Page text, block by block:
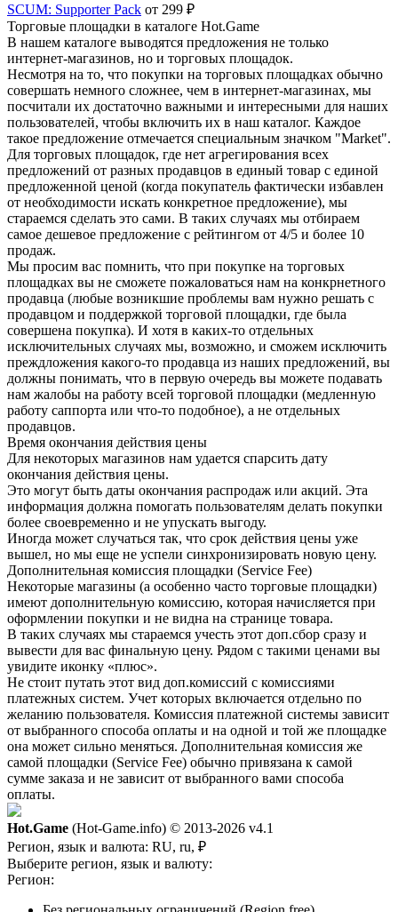
SCUM: Supporter Pack от 299 ₽
Торговые площадки в каталоге Hot.Game
В нашем каталоге выводятся предложения не только
интернет-магазинов, но и торговых площадок.
Несмотря на то, что покупки на торговых площадках обычно
совершать немного сложнее, чем в интернет-магазинах, мы
посчитали их достаточно важными и интересными для наших
пользователей, чтобы включить их в наш каталог. Каждое
такое предложение отмечается специальным значком "Market".
Для торговых площадок, где нет агрегирования всех
предложений от разных продавцов в единый товар с единой
предложенной ценой (когда покупатель фактически избавлен
от необходимости искать конкретное предложение), мы
стараемся сделать это сами. В таких случаях мы отбираем
самое дешевое предложение с рейтингом от 4/5 и более 10
продаж.
Мы просим вас помнить, что при покупке на торговых
площадках вы не сможете пожаловаться нам на конкрнетного
продавца (любые возникшие проблемы вам нужно решать с
продавцом и поддержкой торговой площадки, где была
совершена покупка). И хотя в каких-то отдельных
исключительных случаях мы, возможно, и сможем исключить
преждложения какого-то продавца из наших предложений, вы
должны понимать, что в первую очередь вы можете подавать
нам жалобы на работу всей торговой площадки (медленную
работу саппорта или что-то подобное), а не отдельных
продавцов.
Время окончания действия цены
Для некоторых магазинов нам удается спарсить дату
окончания действия цены.
Это могут быть даты окончания распродаж или акций. Эта
информация должна помогать пользователям делать покупки
более своевременно и не упускать выгоду.
Иногда может случаться так, что срок действия цены уже
вышел, но мы еще не успели синхронизировать новую цену.
Дополнительная комиссия площадки (Service Fee)
Некоторые магазины (а особенно часто торговые площадки)
имеют дополнительную комиссию, которая начисляется при
оформлении покупки и не видна на странице товара.
В таких случаях мы стараемся учесть этот доп.сбор сразу и
вывести для вас финальную цену. Рядом с такими ценами вы
увидите иконку «плюс».
Не стоит путать этот вид доп.комиссий с комиссиями
платежных систем. Учет которых включается отдельно по
желанию пользователя. Комиссия платежной системы зависит
от выбранного способа оплаты и на одной и той же площадке
она может сильно меняться. Дополнительная комиссия же
самой площадки (Service Fee) обычно привязана к самой
сумме заказа и не зависит от выбранного вами способа
оплаты.
Hot.Game (Hot-Game.info) © 2013-2026 v4.1
Регион, язык и валюта: RU, ru, ₽
Выберите регион, язык и валюту:
Регион: